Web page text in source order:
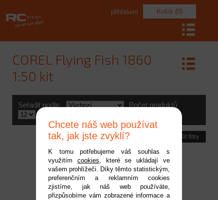
Košík (0)
přihlášení
COREL Flying Fish 1860
1:50 kit
Seřadit podle
Počet produktů
Zrušit filtry
Chcete náš web používat
tak, jak jste zvyklí?
K tomu potřebujeme váš souhlas s
využitím cookies, které se ukládají ve
vašem prohlížeči. Díky těmto statistickým,
preferenčním a reklamním cookies
zjistíme, jak náš web používáte,
přizpůsobíme vám zobrazené informace a